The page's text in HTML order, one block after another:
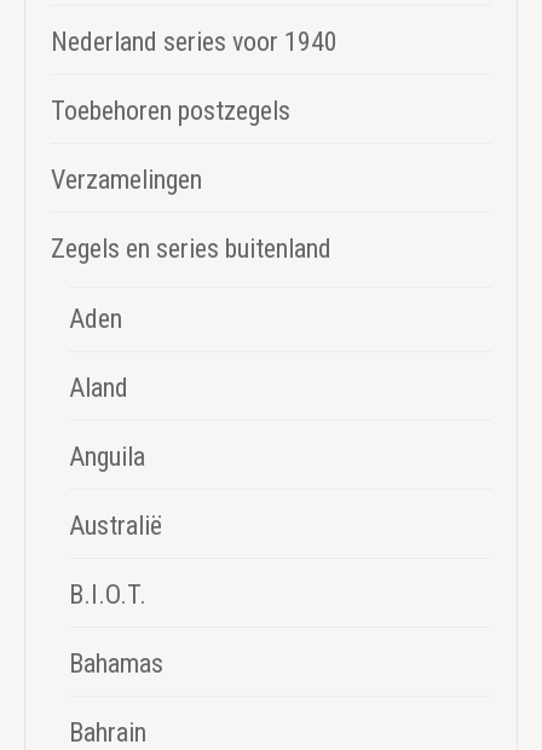
Nederland series voor 1940
Toebehoren postzegels
Verzamelingen
Zegels en series buitenland
Aden
Aland
Anguila
Australië
B.I.O.T.
Bahamas
Bahrain